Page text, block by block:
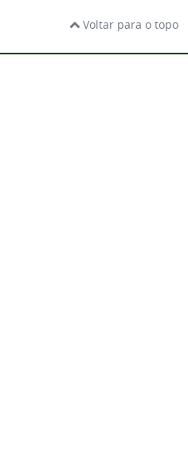
Voltar para o topo